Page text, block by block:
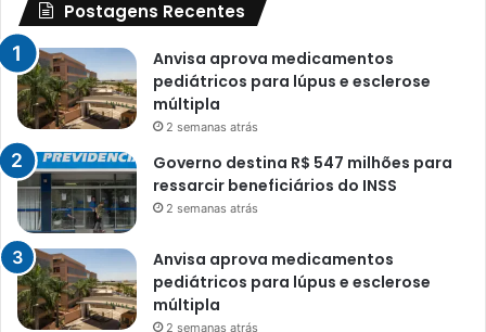
Postagens Recentes
Anvisa aprova medicamentos
pediátricos para lúpus e esclerose
múltipla
2 semanas atrás
Governo destina R$ 547 milhões para
ressarcir beneficiários do INSS
2 semanas atrás
Anvisa aprova medicamentos
pediátricos para lúpus e esclerose
múltipla
2 semanas atrás